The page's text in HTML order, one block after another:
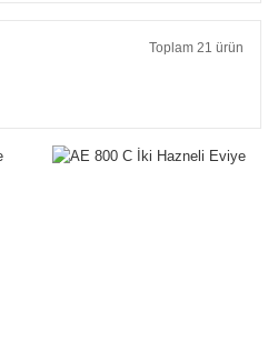
Toplam 21 ürün